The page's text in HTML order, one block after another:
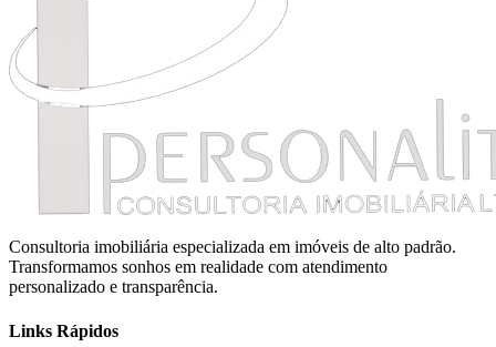
Consultoria imobiliária especializada em imóveis de alto padrão.
Transformamos sonhos em realidade com atendimento
personalizado e transparência.
Links Rápidos